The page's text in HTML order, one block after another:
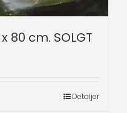
cm. SOLGT
Detaljer